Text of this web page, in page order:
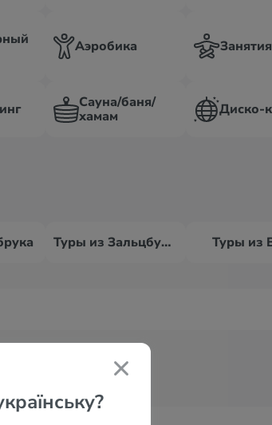
Аэробика
Сауна/баня/
хамам
Диско-
Туры из Зальцбурга Туры из